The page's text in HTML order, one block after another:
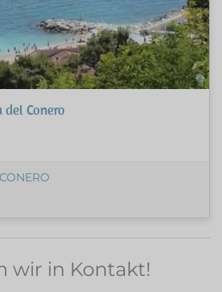
Conero
wir in Kontakt!